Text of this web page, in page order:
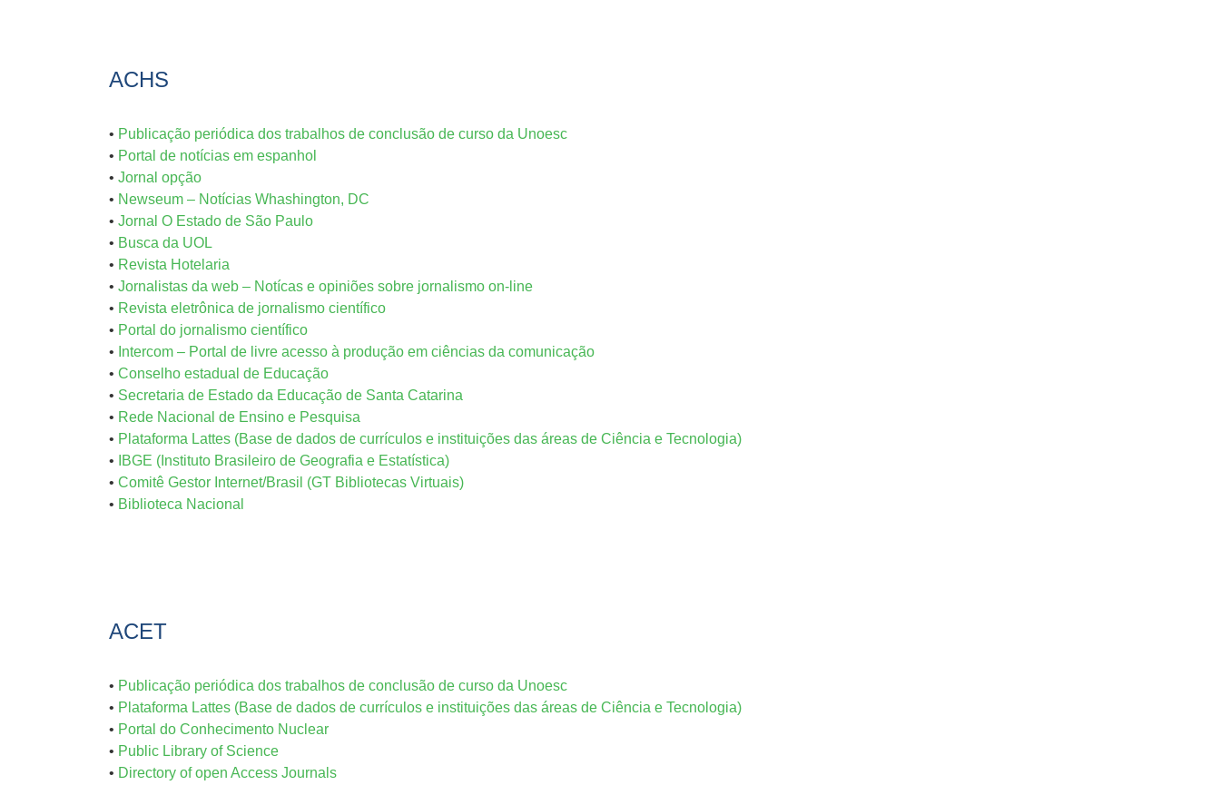
ACHS
• Publicação periódica dos trabalhos de conclusão de curso da Unoesc
• Portal de notícias em espanhol
• Jornal opção
• Newseum – Notícias Whashington, DC
• Jornal O Estado de São Paulo
• Busca da UOL
• Revista Hotelaria
• Jornalistas da web – Notícas e opiniões sobre jornalismo on-line
• Revista eletrônica de jornalismo científico
• Portal do jornalismo científico
• Intercom – Portal de livre acesso à produção em ciências da comunicação
• Conselho estadual de Educação
• Secretaria de Estado da Educação de Santa Catarina
• Rede Nacional de Ensino e Pesquisa
• Plataforma Lattes (Base de dados de currículos e instituições das áreas de Ciência e Tecnologia)
•
IBGE (Instituto Brasileiro de Geografia e Estatística)
• Comitê Gestor Internet/Brasil (GT Bibliotecas Virtuais)
• Biblioteca Nacional
ACET
• Publicação periódica dos trabalhos de conclusão de curso da Unoesc
• Plataforma Lattes (Base de dados de currículos e instituições das áreas de Ciência e Tecnologia)
• Portal do Conhecimento Nuclear
• Public Library of Science
• Directory of open Access Journals